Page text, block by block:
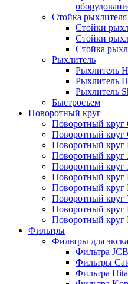
Стойка рыхлителя
Стойки
Стойки
Стойка
Рыхлитель
Рыхлитель
Рыхлитель
Рыхлитель
Быстросъем
Поворотный круг
Поворотный круг
Поворотный круг
Поворотный круг
Поворотный круг
Поворотный круг
Поворотный круг
Поворотный круг
Поворотный круг
Поворотный круг
Поворотный круг
Фильтры
Фильтры для
Фильтра JCB
Фильтры
Фильтра